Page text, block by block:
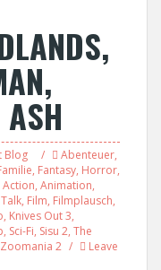
Blog Abenteuer,
, Fantasy, Horror,
Action, Animation,
, Film, Filmplausch,
, Knives Out 3,
, Sci-Fi, Sisu 2, The
Zoomania 2
Leave